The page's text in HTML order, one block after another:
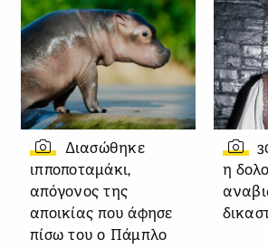
Διασώθηκε
ιπποποταμάκι,
απόγονος της
αποικίας που άφησε
πίσω του ο Πάμπλο
η